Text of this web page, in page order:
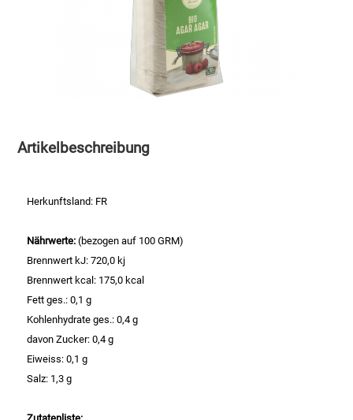
Speichermedien und Rohlinge
Convenience Obst & Gemüse
Einwegartikel / Trinkhalme
Eistee
Artikelbeschreibung
Herkunftsland: FR
Nährwerte:(bezogen auf 100 GRM)
Brennwert kJ: 720,0 kj
Brennwert kcal: 175,0 kcal
Fett ges.: 0,1 g
Kohlenhydrate ges.: 0,4 g
davon Zucker: 0,4 g
Eiweiss: 0,1 g
Salz: 1,3 g